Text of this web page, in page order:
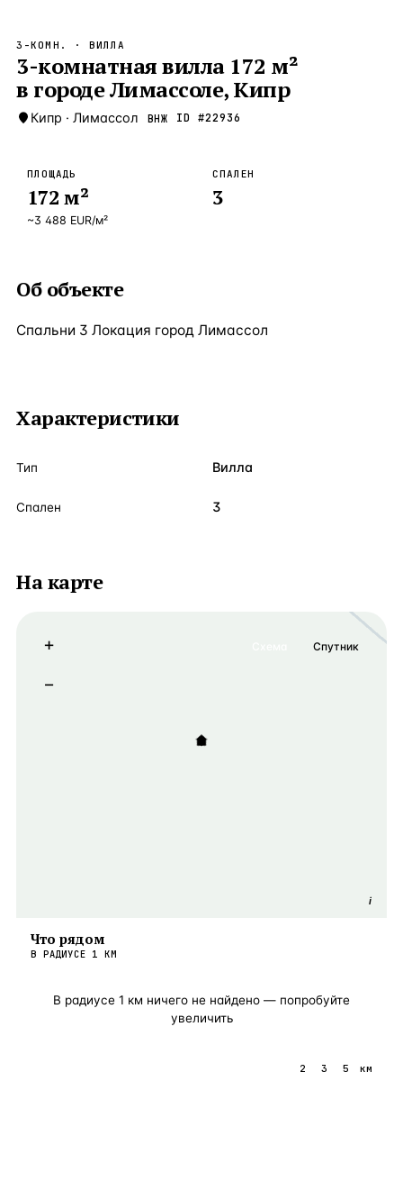
Новороссийск —Локация
Стамбул —Локация
Анталия
ЧАСТО ИЩУТ
Турция
3-КОМН. · ВИЛЛА
3-комнатная вилла 172 м²
в городе Лимассоле, Кипр
Кипр · Лимассол ВНЖ ID #22936
ПЛОЩАДЬ
172 м²
~3 488 EUR/м²
СПАЛЕН
3
Об объекте
Спальни 3 Локация город Лимассол
Характеристики
Тип Вилла
Спален 3
На карте
i
+
−
Спутник
Что рядом
В РАДИУСЕ 1 КМ
В радиусе 1 км ничего не найдено — попробуйте
увеличить
2 3 5 км